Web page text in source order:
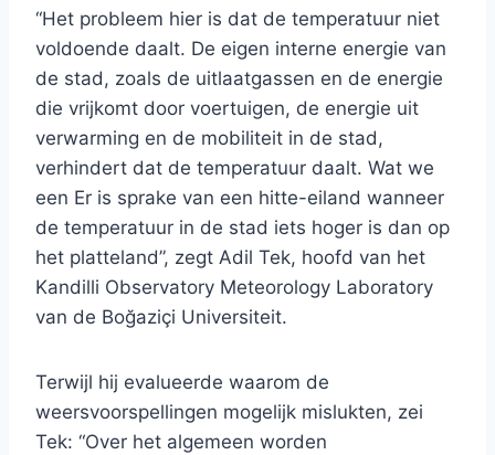
“Het probleem hier is dat de temperatuur niet
voldoende daalt. De eigen interne energie van
de stad, zoals de uitlaatgassen en de energie
die vrijkomt door voertuigen, de energie uit
verwarming en de mobiliteit in de stad,
verhindert dat de temperatuur daalt. Wat we
een Er is sprake van een hitte-eiland wanneer
de temperatuur in de stad iets hoger is dan op
het platteland”, zegt Adil Tek, hoofd van het
Kandilli Observatory Meteorology Laboratory
van de Boğaziçi Universiteit.
Terwijl hij evalueerde waarom de
weersvoorspellingen mogelijk mislukten, zei
Tek: “Over het algemeen worden